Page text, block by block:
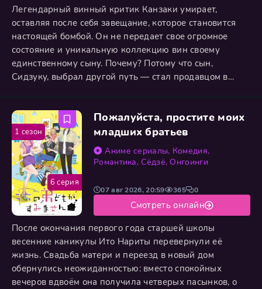
Легендарный винный критик Канзаки умирает,
оставляя после себя завещание, которое становится
настоящей бомбой. Он не передает свое огромное
состояние и уникальную коллекцию вин своему
единственному сыну. Почему? Потому что сын,
Сидзуку, выбрал другой путь — стал продавцом в
Сидзуку должен пройти необычное испытание. Его
соперник — молодой винный критик с блестящим
талантом, который уже затмил многих
Пожалуйста, простите моих
младших братьев
Аниме сериалы, Комедия,
Романтика, Сёдзё, Онгоинги
После окончания первого года старшей школы
весенние каникулы Ито Нариты перевернули её
жизнь. Свадьба матери и переезд в новый дом
обернулись неожиданностью: вместо спокойных
вечеров вдвоём она получила четверых пасынков, о
07 авг 2026, 20:59 365 0
Смотреть онлайн
6 серия
1 сезон